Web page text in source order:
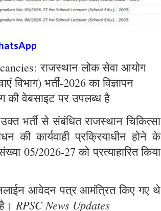
राजस्थान लोक सेवा आयोग
विभाग) भर्ती-2026 का विज्ञापन
की वेबसाइट पर उपलब्ध है
भर्ती से संबंधित राजस्थान चिकित्सा
कार्यवाही प्रक्रियाधीन होने के
05/2026-27 को प्रत्याहारित किया
आवेदन पत्र आमंत्रित किए गए थे
RPSC News Updates